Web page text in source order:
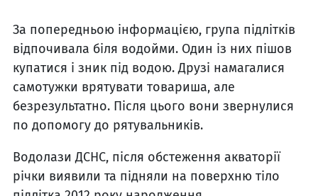
За попередньою інформацією, група підлітків
відпочивала біля водойми. Один із них пішов
купатися і зник під водою. Друзі намагалися
самотужки врятувати товариша, але
безрезультатно. Після цього вони звернулися
по допомогу до рятувальників.
Водолази ДСНС, після обстеження акваторії
річки виявили та підняли на поверхню тіло